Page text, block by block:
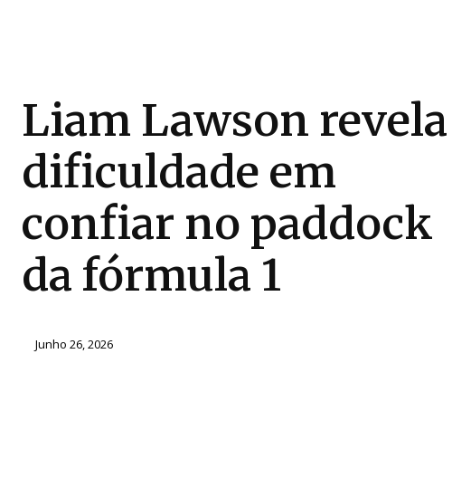
Liam Lawson revela
dificuldade em
confiar no paddock
da fórmula 1
Junho 26, 2026